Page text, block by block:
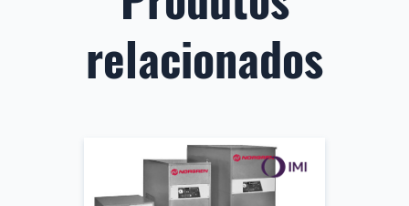
relacionados